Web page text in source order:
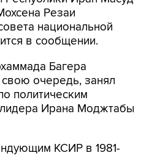
в сообщении.
Багера
политическим
Ирана Моджтабы
КСИР в 1981-